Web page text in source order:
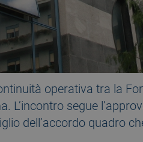
operativa tra la
L’incontro segue
dell’accordo quadro